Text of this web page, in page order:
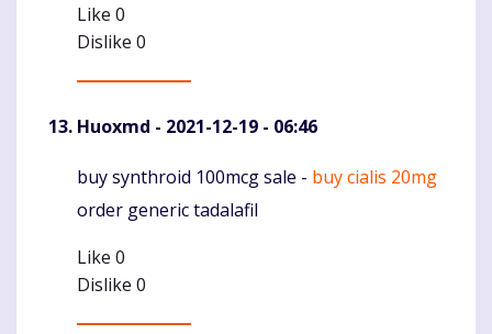
Like 0
Dislike 0
Huoxmd - 2021-12-19 - 06:46
Komentaras
buy synthroid 100mcg sale - buy cialis 20mg
order generic tadalafil
Like 0
Dislike 0